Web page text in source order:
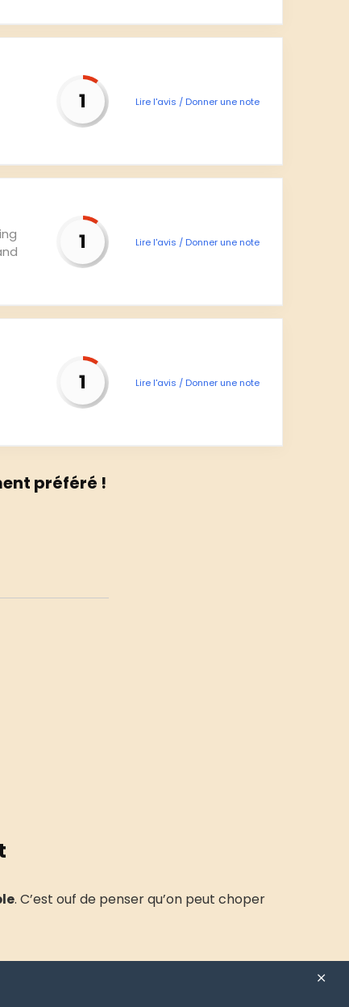
1 Lire l'avis / Donner une note
1 Lire l'avis / Donner une note
1 Lire l'avis / Donner une note
préféré !
. C’est ouf de penser qu’on peut choper